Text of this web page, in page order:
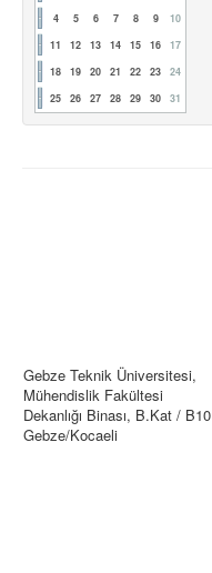
4
5 6 7 8 9
10
11
12 13 14 15 16
17
18
19 20 21 22 23
24
25
26 27 28 29 30 31
Gebze Teknik Üniversitesi,
Mühendislik Fakültesi
Dekanlığı Binası, B.Kat / B10
Gebze/Kocaeli